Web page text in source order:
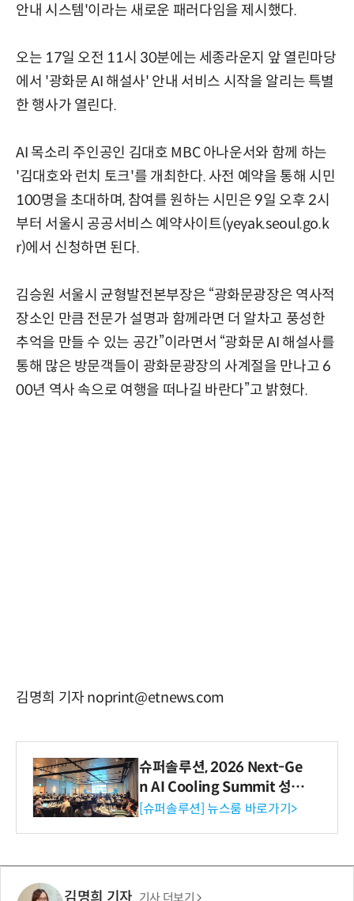
안내 시스템'이라는 새로운 패러다임을 제시했다.
오는 17일 오전 11시 30분에는 세종라운지 앞 열린마당
에서 '광화문 AI 해설사' 안내 서비스 시작을 알리는 특별
한 행사가 열린다.
AI 목소리 주인공인 김대호 MBC 아나운서와 함께 하는
'김대호와 런치 토크'를 개최한다. 사전 예약을 통해 시민
100명을 초대하며, 참여를 원하는 시민은 9일 오후 2시
부터 서울시 공공서비스 예약사이트(yeyak.seoul.go.k
r)에서 신청하면 된다.
김승원 서울시 균형발전본부장은 “광화문광장은 역사적
장소인 만큼 전문가 설명과 함께라면 더 알차고 풍성한
추억을 만들 수 있는 공간”이라면서 “광화문 AI 해설사를
통해 많은 방문객들이 광화문광장의 사계절을 만나고 6
00년 역사 속으로 여행을 떠나길 바란다”고 밝혔다.
김명희 기자 noprint@etnews.com
슈퍼솔루션, 2026 Next-Ge
n AI Cooling Summit 성황
리 성료
[슈퍼솔루션] 뉴스룸 바로가기>
김명희 기자 기사 더보기